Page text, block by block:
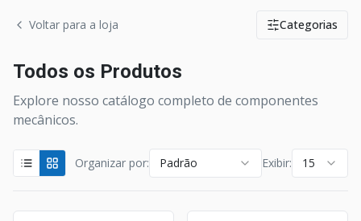
Voltar para a loja Categorias
Todos os Produtos
Explore nosso catálogo completo de componentes
mecânicos.
Organizar por: Padrão Exibir: 15